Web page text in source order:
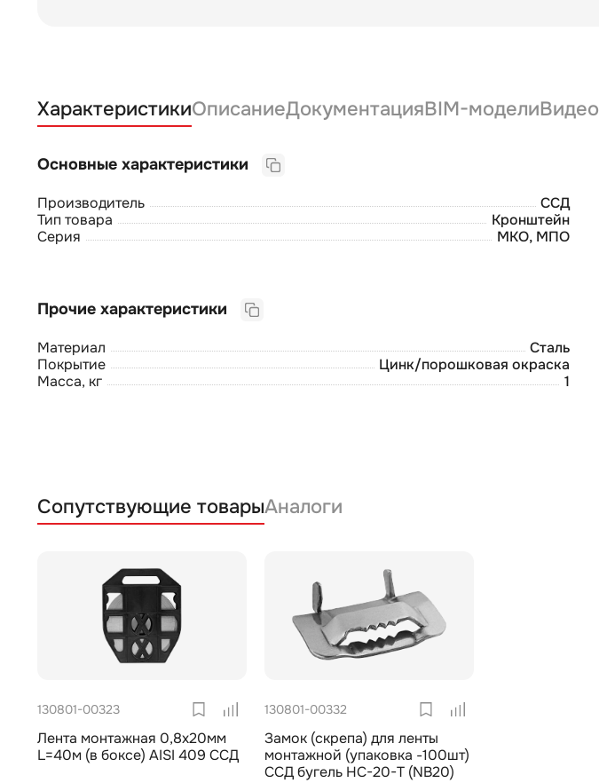
ХарактеристикиОписаниеДокументацияBIM-моделиВидео
Производитель
ССД
Тип товара
Кронштейн
Серия
МКО, МПО
Материал
Сталь
Покрытие
Цинк/порошковая окраска
Масса, кг
1
Сопутствующие товарыАналоги
130801-00323
Лента монтажная 0,8х20мм
L=40м (в боксе) AISI 409 ССД
130801-00332
Замок (скрепа) для ленты
монтажной (упаковка -100шт)
ССД бугель НС-20-Т (NB20)